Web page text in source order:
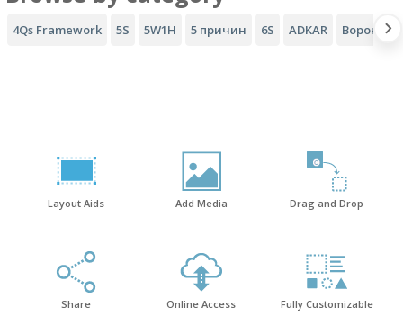
4Qs Framework 5S 5W1H 5 причин 6S ADKAR Воронка
Layout Aids Add Media Drag and Drop
Share Online Access Fully Customizable